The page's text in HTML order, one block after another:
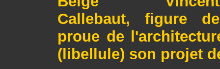
Callebaut, figure de
proue de
(libellule) son projet